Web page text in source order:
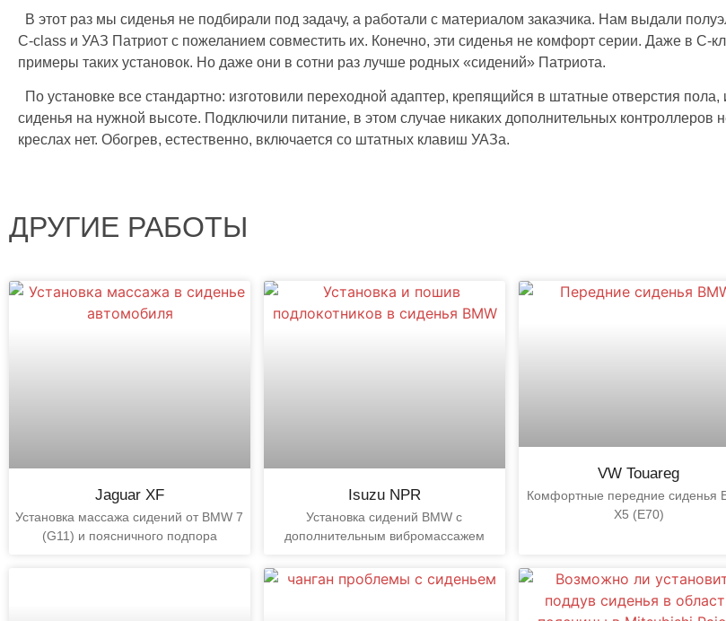
В этот раз мы сиденья не подбирали под задачу, а работали с материалом заказчика. Нам выдали
C-class и УАЗ Патриот с пожеланием совместить их. Конечно, эти сиденья не комфорт серии. Даже в C-
примеры таких установок. Но даже они в сотни раз лучше родных «сидений» Патриота.
По установке все стандартно: изготовили переходной адаптер, крепящийся в штатные отверстия
сиденья на нужной высоте. Подключили питание, в этом случае никаких дополнительных контроллеров
креслах нет. Обогрев, естественно, включается со штатных клавиш УАЗа.
ДРУГИЕ РАБОТЫ
Jaguar XF
Установка массажа сидений от BMW 7
(G11) и поясничного подпора
Isuzu NPR
Установка сидений BMW с
дополнительным вибромассажем
VW Touareg
Комфортные передние сиденья
X5 (E70)